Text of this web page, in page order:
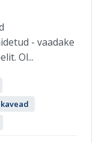
- vaadake
Ol...